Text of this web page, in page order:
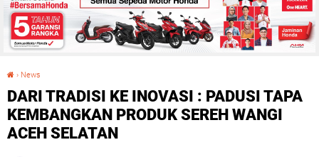
› News
DARI TRADISI KE INOVASI : PADUSI TAPA
KEMBANGKAN PRODUK SEREH WANGI
ACEH SELATAN